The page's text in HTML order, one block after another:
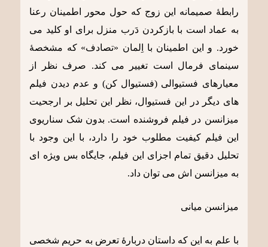
رابطۀ صمیمانه این زوج که حول محور اطمینان رعنا
به عماد است با بازکردن دَرب منزل برای او کلید می
خورد. و این اطمینان با اِلمان «تصادف» که مشخصۀ
سینمای فرمال است تغییر می کند. صرف نظر از
معیارهای فستیوالی (فستیوال کن) و عدم دیدن فیلم
های دیگر در این فستیوال، نظر این تحلیل بر ارجحیت
میزانسن در فیلم فروشنده است. بدون شک سناریوی
این فیلم کیفیت مطلوب خود را دارد، با این وجود با
تحلیل دقیق تمام اجزای این فیلم، جایگاه بس ویژه ای
به میزانسن اش می توان داد.
میزانسن میانی
با علم به این که داستان دربارۀ تعرض به حریم شخصی